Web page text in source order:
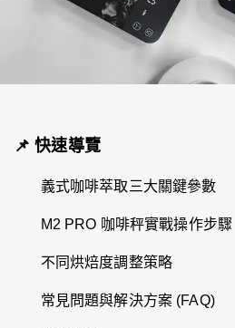
📌 快速導覽
義式咖啡萃取三大關鍵參數
M2 PRO 咖啡秤實戰操作步驟
不同烘焙度調整策略
常見問題與解決方案 (FAQ)